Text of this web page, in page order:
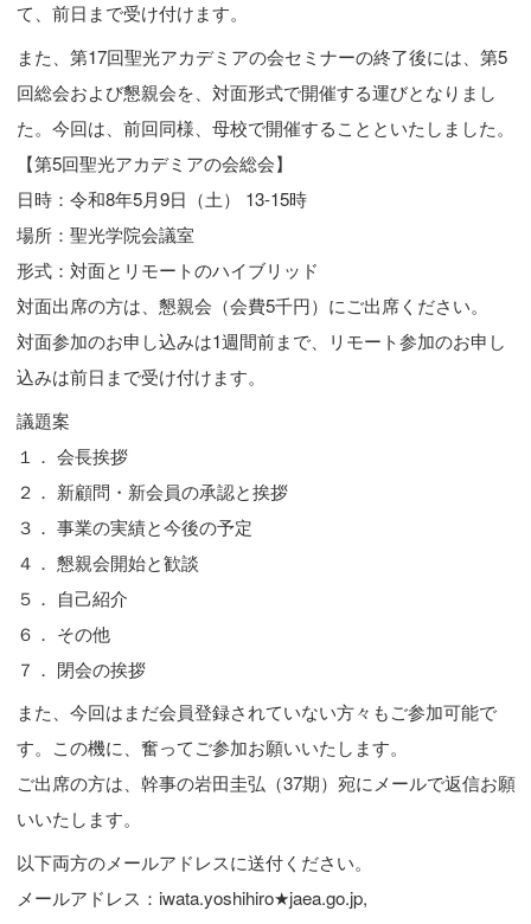
て、前日まで受け付けます。
また、第17回聖光アカデミアの会セミナーの終了後には、第5
回総会および懇親会を、対面形式で開催する運びとなりまし
た。今回は、前回同様、母校で開催することといたしました。
【第5回聖光アカデミアの会総会】
日時：令和8年5月9日（土） 13-15時
場所：聖光学院会議室
形式：対面とリモートのハイブリッド
対面出席の方は、懇親会（会費5千円）にご出席ください。
対面参加のお申し込みは1週間前まで、リモート参加のお申し
込みは前日まで受け付けます。
議題案
１． 会長挨拶
２． 新顧問・新会員の承認と挨拶
３． 事業の実績と今後の予定
４． 懇親会開始と歓談
５． 自己紹介
６． その他
７． 閉会の挨拶
また、今回はまだ会員登録されていない方々もご参加可能で
す。この機に、奮ってご参加お願いいたします。
ご出席の方は、幹事の岩田圭弘（37期）宛にメールで返信お願
いいたします。
以下両方のメールアドレスに送付ください。
メールアドレス：iwata.yoshihiro★jaea.go.jp,